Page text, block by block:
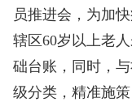
员推进会，为加
辖区60岁以上老
础台账，同时，
级分类，精准施策